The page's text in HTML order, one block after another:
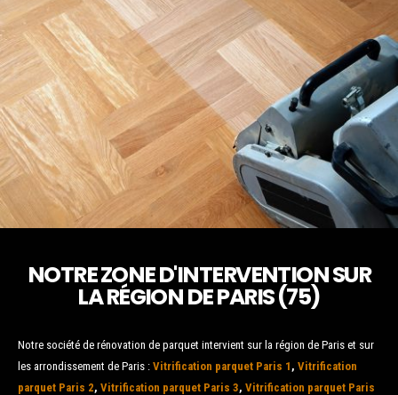
NOTRE ZONE D'INTERVENTION SUR
LA RÉGION DE PARIS (75)
Notre société de rénovation de parquet intervient sur la région de Paris et sur
les arrondissement de Paris : Vitrification parquet Paris 1 , Vitrification
parquet Paris 2, Vitrification parquet Paris 3, Vitrification parquet Paris